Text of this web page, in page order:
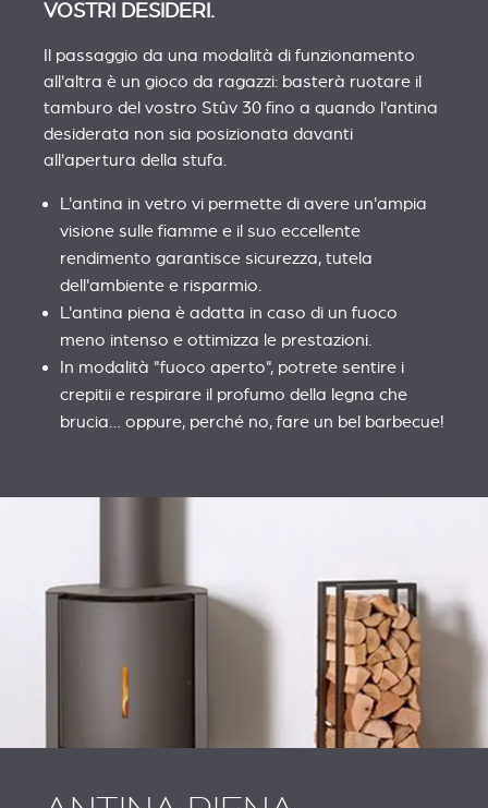
VOSTRI DESIDERI.
Il passaggio da una modalità di funzionamento
all'altra è un gioco da ragazzi: basterà ruotare il
tamburo del vostro Stûv 30 fino a quando l'antina
desiderata non sia posizionata davanti
all'apertura della stufa.
L'antina in vetro vi permette di avere un'ampia
visione sulle fiamme e il suo eccellente
rendimento garantisce sicurezza, tutela
dell'ambiente e risparmio.
L'antina piena è adatta in caso di un fuoco
meno intenso e ottimizza le prestazioni.
In modalità "fuoco aperto", potrete sentire i
crepitii e respirare il profumo della legna che
brucia… oppure, perché no, fare un bel barbecue!